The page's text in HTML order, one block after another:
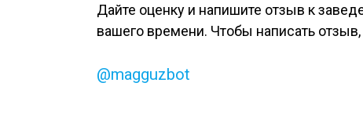
Дайте оценку и напишите отзыв к
вашего времени. Чтобы написать
@magguzbot